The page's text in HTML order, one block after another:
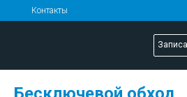
Контакты